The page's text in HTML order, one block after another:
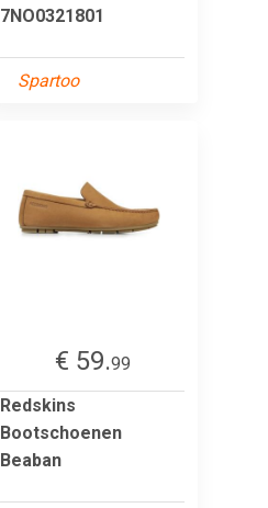
7NO0321801
Spartoo
€ 59.99
Redskins
Bootschoenen
Beaban